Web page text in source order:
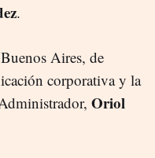
.
Aires, de
corporativa y la
Oriol